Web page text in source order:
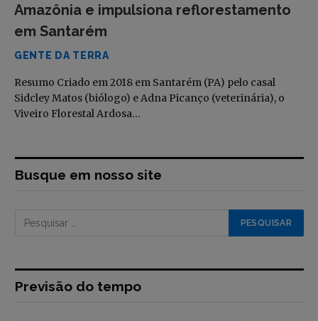
Amazônia e impulsiona reflorestamento
em Santarém
GENTE DA TERRA
Resumo Criado em 2018 em Santarém (PA) pelo casal
Sidcley Matos (biólogo) e Adna Picanço (veterinária), o
Viveiro Florestal Ardosa…
Busque em nosso site
Previsão do tempo